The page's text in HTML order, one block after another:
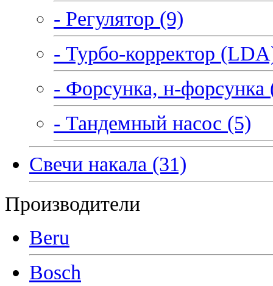
- Регулятор (9)
- Турбо-корректор
- Форсунка, н-форсунка
- Тандемный насос (5)
Свечи накала (31)
Производители
Beru
Bosch